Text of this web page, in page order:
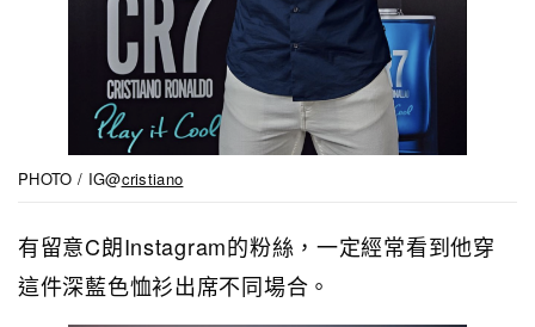
PHOTO / IG@cristiano
有留意C朗Instagram的粉絲，一定經常看到他穿
這件深藍色恤衫出席不同場合。